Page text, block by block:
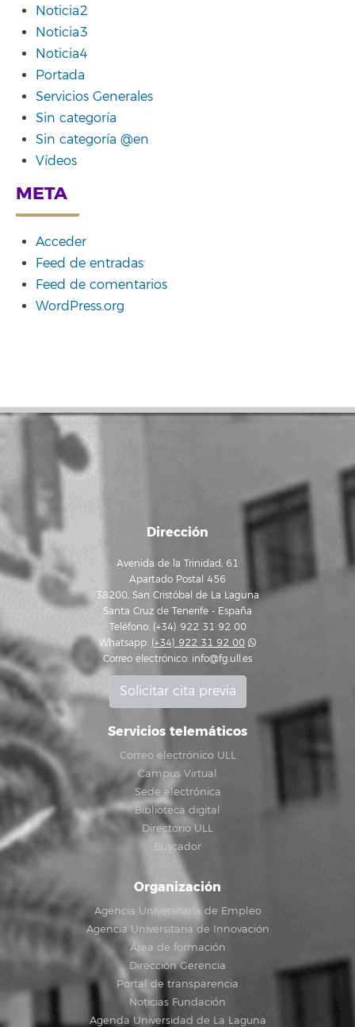
Noticia2
Noticia3
Noticia4
Portada
Servicios Generales
Sin categoría
Sin categoría @en
Vídeos
META
Acceder
Feed de entradas
Feed de comentarios
WordPress.org
Dirección
Avenida de la Trinidad, 61
Apartado Postal 456
38200, San Cristóbal de La Laguna
Santa Cruz de Tenerife - España
Teléfono: (+34) 922 31 92 00
Whatsapp: (+34) 922 31 92 00
Correo electrónico: info@fg.ull.es
Solicitar cita previa
Servicios telemáticos
Correo electrónico ULL
Campus Virtual
Sede electrónica
Biblioteca digital
Directorio ULL
Buscador
Organización
Agencia Universitaria de Empleo
Agencia Universitaria de Innovación
Área de formación
Dirección Gerencia
Portal de transparencia
Noticias Fundación
Agenda Universidad de La Laguna